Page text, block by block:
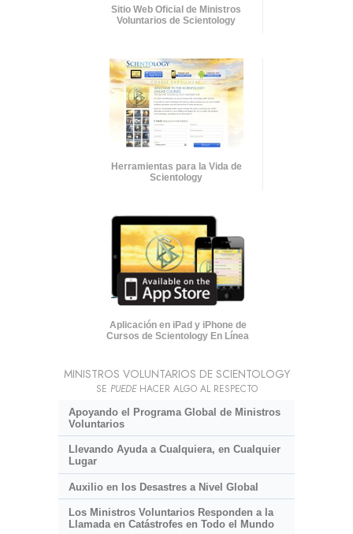
Sitio Web Oficial de Ministros
Voluntarios de Scientology
Herramientas para la Vida de
Scientology
Aplicación en iPad y iPhone de
Cursos de Scientology En Línea
MINISTROS VOLUNTARIOS DE SCIENTOLOGY
SE PUEDEHACER ALGO AL RESPECTO
Apoyando el Programa Global de Ministros
Voluntarios
Llevando Ayuda a Cualquiera, en Cualquier
Lugar
Auxilio en los Desastres a Nivel Global
Los Ministros Voluntarios Responden a la
Llamada en Catástrofes en Todo el Mundo